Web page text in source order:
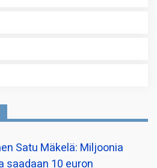
Satu Mäkelä: Miljoonia
saadaan 10 euron